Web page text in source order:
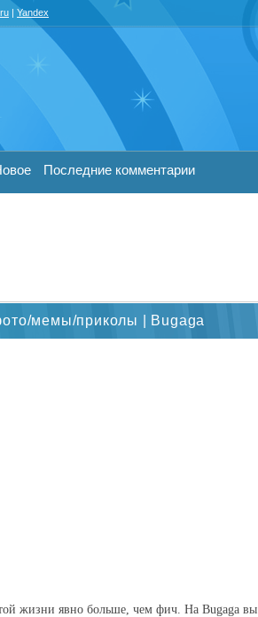
мемы/приколы | Bugaga
жизни явно больше, чем фич. На Bugaga вы
| Yandex
Последние комментарии